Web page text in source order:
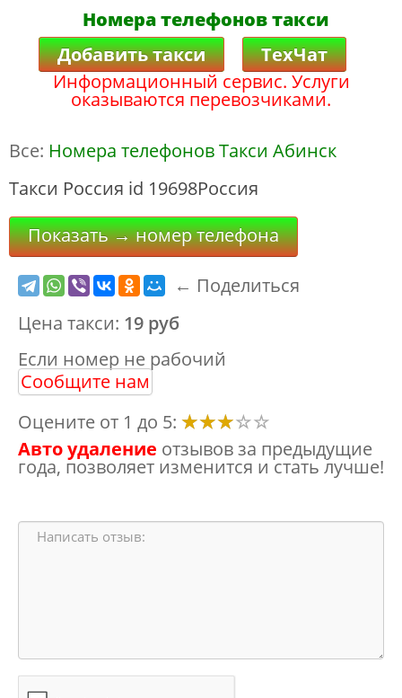
Номера телефонов такси
Добавить такси
ТехЧат
Информационный сервис. Услуги
оказываются перевозчиками.
Все: Номера телефонов Такси Абинск
Такси Россия id 19698Россия
Показать → номер телефона
← Поделиться
Цена такси: 19 руб
Если номер не рабочий
Сообщите нам
Оцените от 1 до 5:
Авто удаление отзывов за предыдущие
года, позволяет изменится и стать лучше!